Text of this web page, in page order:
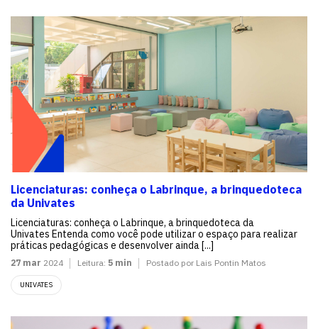
Licenciaturas: conheça o Labrinque, a brinquedoteca
da Univates
Licenciaturas: conheça o Labrinque, a brinquedoteca da
Univates Entenda como você pode utilizar o espaço para realizar
práticas pedagógicas e desenvolver ainda [...]
27 mar 2024 Leitura: 5 min Postado por Lais Pontin Matos
UNIVATES